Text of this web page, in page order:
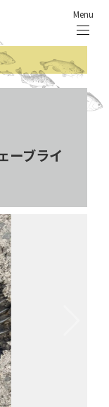
Menu
ーブライ